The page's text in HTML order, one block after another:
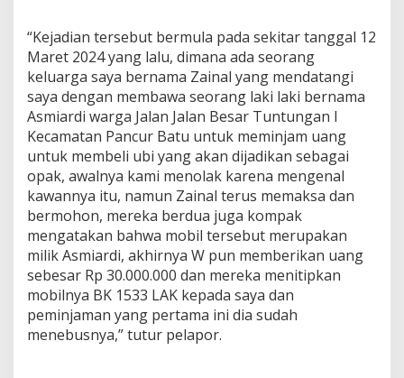
“Kejadian tersebut bermula pada sekitar tanggal 12
Maret 2024 yang lalu, dimana ada seorang
keluarga saya bernama Zainal yang mendatangi
saya dengan membawa seorang laki laki bernama
Asmiardi warga Jalan Jalan Besar Tuntungan I
Kecamatan Pancur Batu untuk meminjam uang
untuk membeli ubi yang akan dijadikan sebagai
opak, awalnya kami menolak karena mengenal
kawannya itu, namun Zainal terus memaksa dan
bermohon, mereka berdua juga kompak
mengatakan bahwa mobil tersebut merupakan
milik Asmiardi, akhirnya W pun memberikan uang
sebesar Rp 30.000.000 dan mereka menitipkan
mobilnya BK 1533 LAK kepada saya dan
peminjaman yang pertama ini dia sudah
menebusnya,” tutur pelapor.